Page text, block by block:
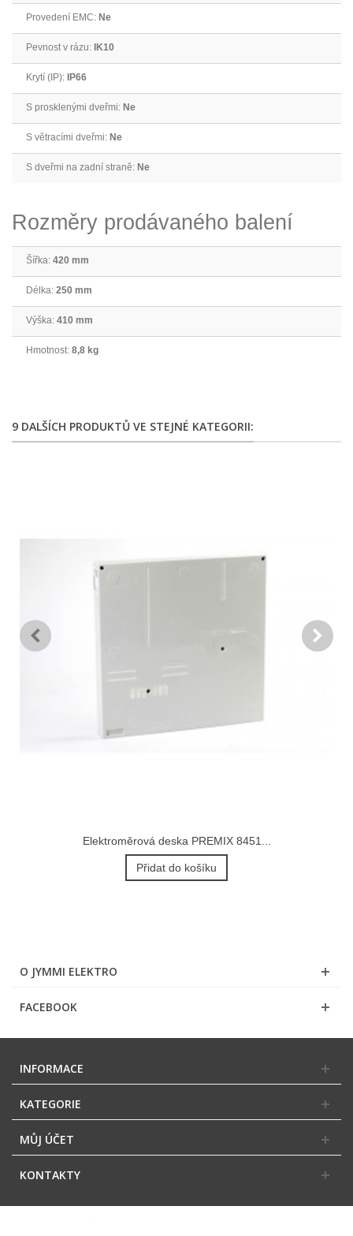
Provedení EMC: Ne
Pevnost v rázu: IK10
Krytí (IP): IP66
S prosklenými dveřmi: Ne
S větracími dveřmi: Ne
S dveřmi na zadní straně: Ne
Rozměry prodávaného balení
Šířka: 420 mm
Délka: 250 mm
Výška: 410 mm
Hmotnost: 8,8 kg
9 DALŠÍCH PRODUKTŮ VE STEJNÉ KATEGORII:
Elektroměrová deska PREMIX 8451...
Přidat do košíku
O JYMMI ELEKTRO
FACEBOOK
INFORMACE
KATEGORIE
MŮJ ÚČET
KONTAKTY